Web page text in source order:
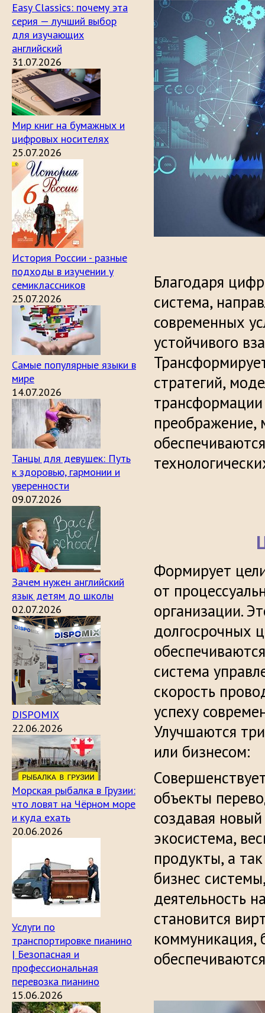
Easy Classics: почему эта
серия — лучший выбор
для изучающих
английский
31.07.2026
Мир книг на бумажных и
цифровых носителях
25.07.2026
История России - разные
подходы в изучении у
семиклассников
25.07.2026
Самые популярные языки в
мире
14.07.2026
Танцы для девушек: Путь
к здоровью, гармонии и
уверенности
09.07.2026
Зачем нужен английский
язык детям до школы
02.07.2026
DISPOMIX
22.06.2026
Морская рыбалка в Грузии:
что ловят на Чёрном море
и куда ехать
20.06.2026
Услуги по
транспортировке пианино
| Безопасная и
профессиональная
перевозка пианино
15.06.2026
Благодаря
система,
современных
устойчивого
стратегий,
преображение,
Формирует
от
организации.
долгосрочных
система
скорость
успеху
Улучшаются
или бизнесом:
объекты
создавая
экосистема,
продукты, а
бизнес
деятельность
становится
коммуникация,